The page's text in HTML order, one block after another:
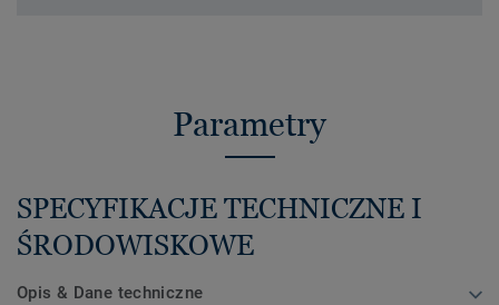
Parametry
SPECYFIKACJE TECHNICZNE I
ŚRODOWISKOWE
Opis & Dane techniczne